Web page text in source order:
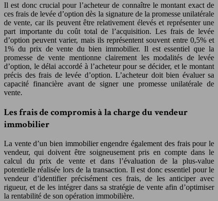
Il est donc crucial pour l’acheteur de connaître le montant exact de
ces frais de levée d’option dès la signature de la promesse unilatérale
de vente, car ils peuvent être relativement élevés et représenter une
part importante du coût total de l’acquisition. Les frais de levée
d’option peuvent varier, mais ils représentent souvent entre 0,5% et
1% du prix de vente du bien immobilier. Il est essentiel que la
promesse de vente mentionne clairement les modalités de levée
d’option, le délai accordé à l’acheteur pour se décider, et le montant
précis des frais de levée d’option. L’acheteur doit bien évaluer sa
capacité financière avant de signer une promesse unilatérale de
vente.
Les frais de compromis à la charge du vendeur
immobilier
La vente d’un bien immobilier engendre également des frais pour le
vendeur, qui doivent être soigneusement pris en compte dans le
calcul du prix de vente et dans l’évaluation de la plus-value
potentielle réalisée lors de la transaction. Il est donc essentiel pour le
vendeur d’identifier précisément ces frais, de les anticiper avec
rigueur, et de les intégrer dans sa stratégie de vente afin d’optimiser
la rentabilité de son opération immobilière.